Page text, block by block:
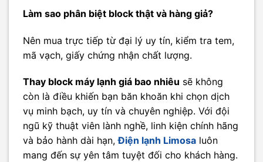
Làm sao phân biệt block thật và hàng giả?
Nên mua trực tiếp từ đại lý uy tín, kiểm tra tem,
mã vạch, giấy chứng nhận chất lượng.
Thay block máy lạnh giá bao nhiêu sẽ không
còn là điều khiến bạn băn khoăn khi chọn dịch
vụ minh bạch, uy tín và chuyên nghiệp. Với đội
ngũ kỹ thuật viên lành nghề, linh kiện chính hãng
và bảo hành dài hạn,Điện lạnh Limosa luôn
mang đến sự yên tâm tuyệt đối cho khách hàng.